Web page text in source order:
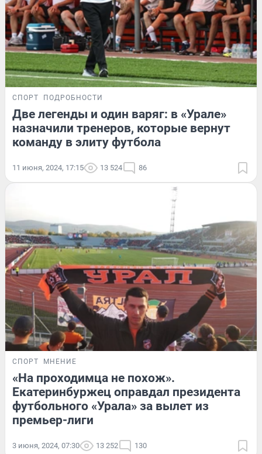
СПОРТ ПОДРОБНОСТИ
Две легенды и один варяг: в «Урале»
назначили тренеров, которые вернут
команду в элиту футбола
11 июня, 2024, 17:15 13 524 86
СПОРТ МНЕНИЕ
«На проходимца не похож».
Екатеринбуржец оправдал президента
футбольного «Урала» за вылет из
премьер-лиги
3 июня, 2024, 07:30 13 252 130